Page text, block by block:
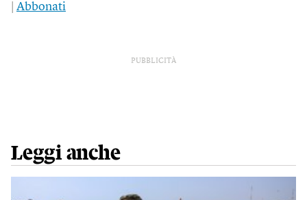
Abbonati
PUBBLICITÀ
Leggi anche